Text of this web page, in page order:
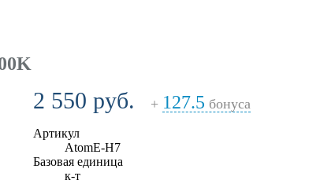
2 550 руб. + 127.5 бонуса
Артикул
AtomE-H7
Базовая единица
к-т